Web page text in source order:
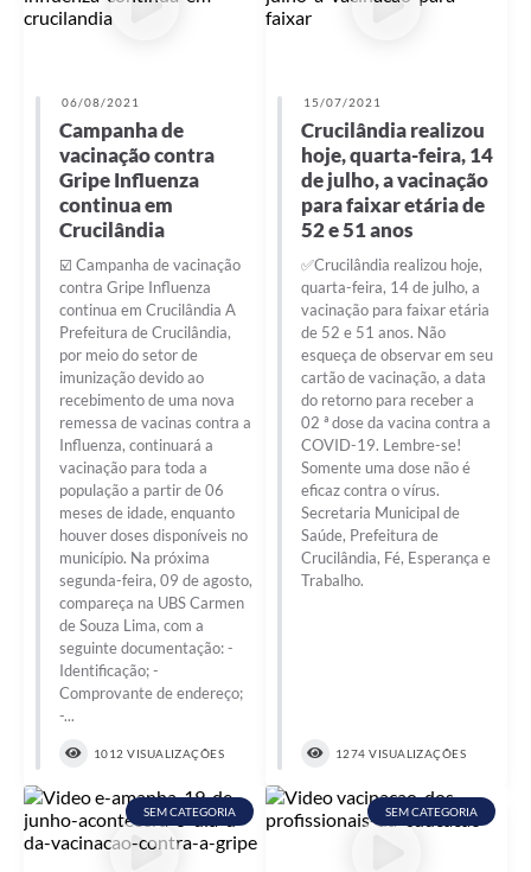
06/08/2021
Campanha de
vacinação contra
Gripe Influenza
continua em
Crucilândia
☑️ Campanha de vacinação
contra Gripe Influenza
continua em Crucilândia A
Prefeitura de Crucilândia,
por meio do setor de
imunização devido ao
recebimento de uma nova
remessa de vacinas contra a
Influenza, continuará a
vacinação para toda a
população a partir de 06
meses de idade, enquanto
houver doses disponíveis no
município. Na próxima
segunda-feira, 09 de agosto,
compareça na UBS Carmen
de Souza Lima, com a
seguinte documentação: -
Identificação; -
Comprovante de endereço;
-...
1012 VISUALIZAÇÕES
15/07/2021
Crucilândia realizou
hoje, quarta-feira, 14
de julho, a vacinação
para faixar etária de
52 e 51 anos
✅Crucilândia realizou hoje,
quarta-feira, 14 de julho, a
vacinação para faixar etária
de 52 e 51 anos. Não
esqueça de observar em seu
cartão de vacinação, a data
do retorno para receber a
02 ª dose da vacina contra a
COVID-19. Lembre-se!
Somente uma dose não é
eficaz contra o vírus.
Secretaria Municipal de
Saúde, Prefeitura de
Crucilândia, Fé, Esperança e
Trabalho.
1274 VISUALIZAÇÕES
SEM CATEGORIA SEM CATEGORIA